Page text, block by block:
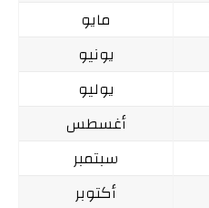
مايو
يونيو
يوليو
أغسطس
سبتمبر
أكتوبر